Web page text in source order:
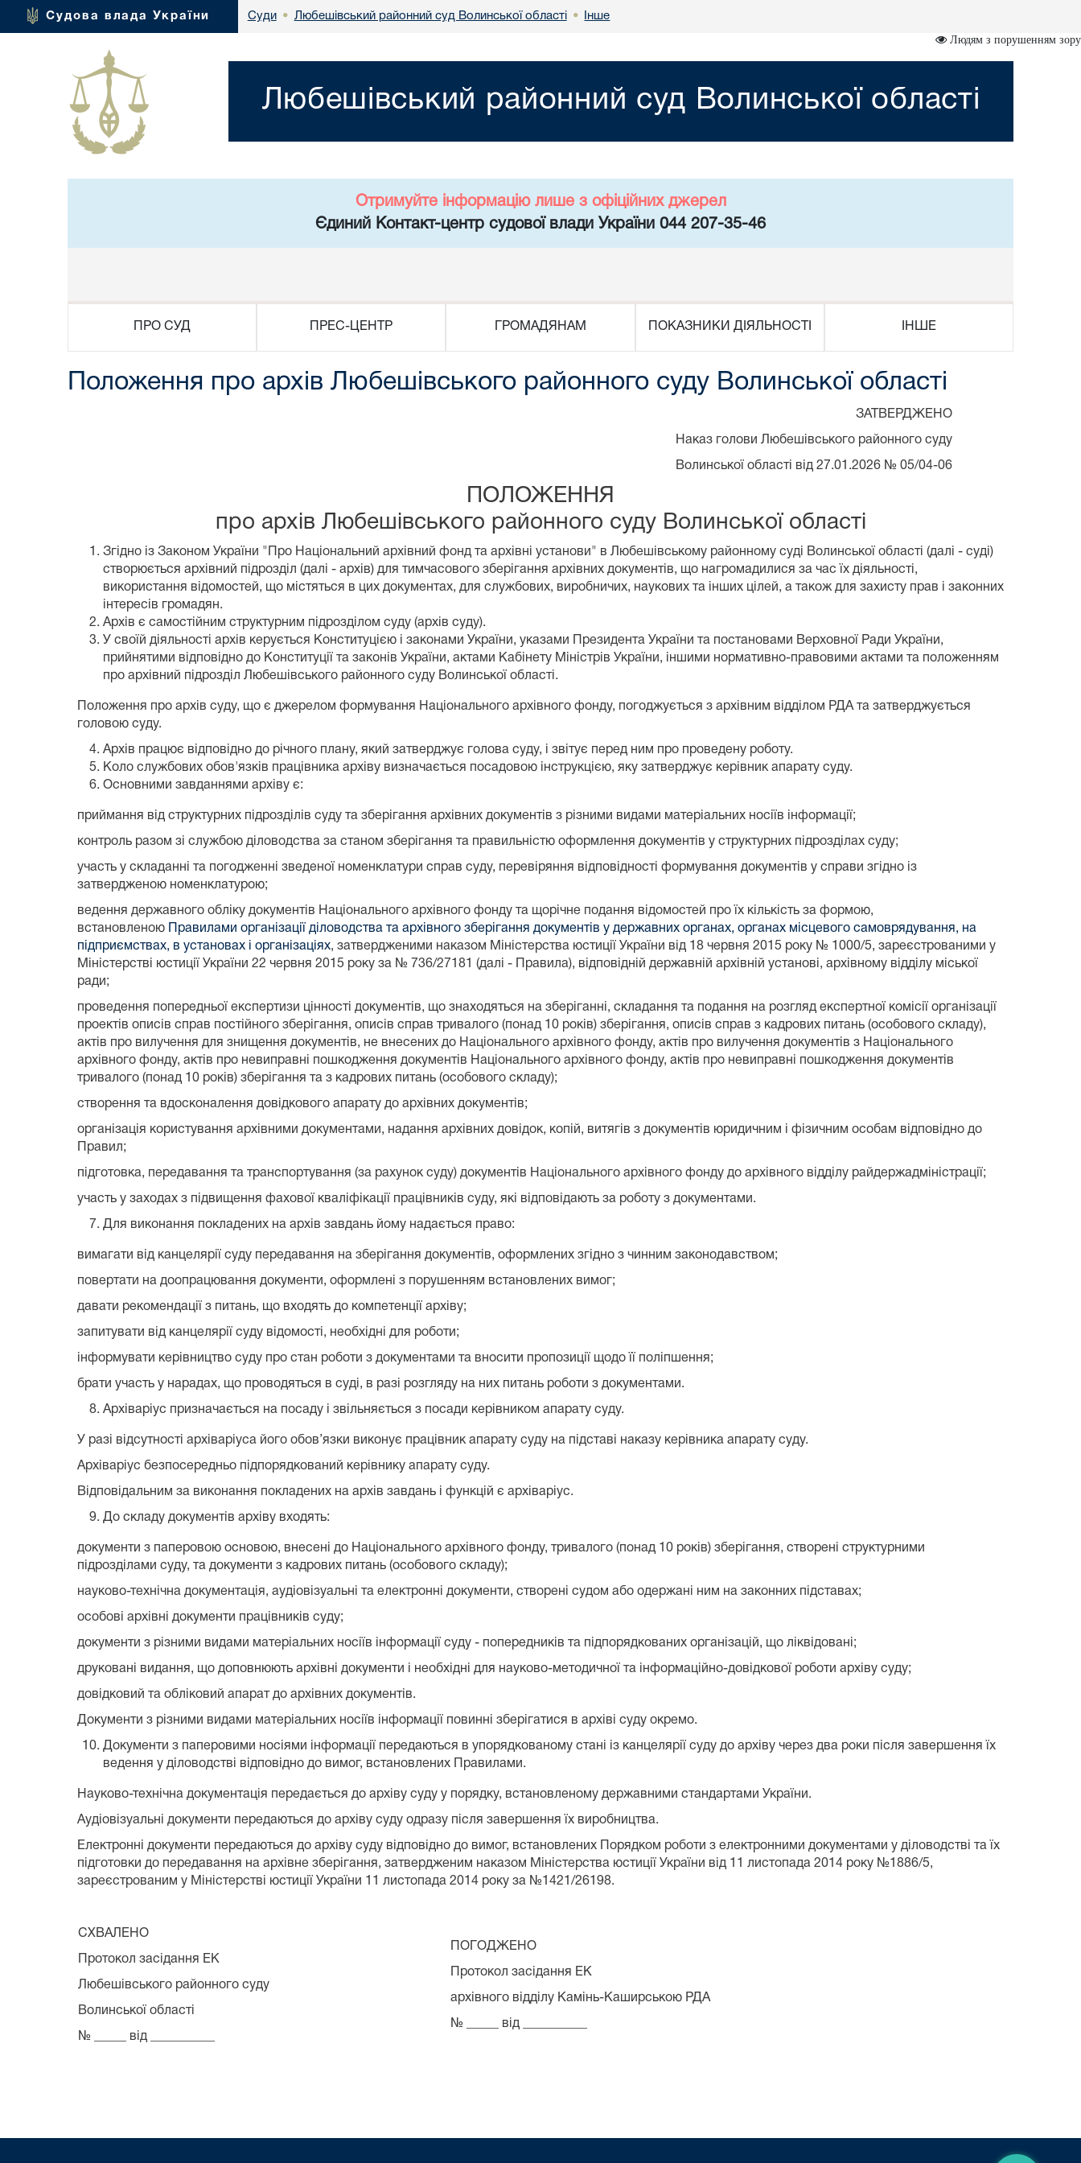
Судова влада України Суди • Любешівський районний суд Волинської області • Інше
Людям з порушенням зору
Любешівський районний суд Волинської області
Отримуйте інформацію лише з офіційних джерел
Єдиний Контакт-центр судової влади України 044 207-35-46
ПРО СУД ПРЕС-ЦЕНТР ГРОМАДЯНАМ ПОКАЗНИКИ ДІЯЛЬНОСТІ ІНШЕ
Положення про архів Любешівського районного суду Волинської області
ЗАТВЕРДЖЕНО
Наказ голови Любешівського районного суду
Волинської області від 27.01.2026 № 05/04-06
ПОЛОЖЕННЯ
про архів Любешівського районного суду Волинської області
Згідно із Законом України "Про Національний архівний фонд та архівні установи" в Любешівському районному суді Волинської області (далі - суді)
створюється архівний підрозділ (далі - архів) для тимчасового зберігання архівних документів, що нагромадилися за час їх діяльності,
використання відомостей, що містяться в цих документах, для службових, виробничих, наукових та інших цілей, а також для захисту прав і законних
інтересів громадян.
Архів є самостійним структурним підрозділом суду (архів суду).
У своїй діяльності архів керується Конституцією і законами України, указами Президента України та постановами Верховної Ради України,
прийнятими відповідно до Конституції та законів України, актами Кабінету Міністрів України, іншими нормативно-правовими актами та положенням
про архівний підрозділ Любешівського районного суду Волинської області.
Положення про архів суду, що є джерелом формування Національного архівного фонду, погоджується з архівним відділом РДА та затверджується
головою суду.
Архів працює відповідно до річного плану, який затверджує голова суду, і звітує перед ним про проведену роботу.
Коло службових обов'язків працівника архіву визначається посадовою інструкцією, яку затверджує керівник апарату суду.
Основними завданнями архіву є:
приймання від структурних підрозділів суду та зберігання архівних документів з різними видами матеріальних носіїв інформації;
контроль разом зі службою діловодства за станом зберігання та правильністю оформлення документів у структурних підрозділах суду;
участь у складанні та погодженні зведеної номенклатури справ суду, перевіряння відповідності формування документів у справи згідно із
затвердженою номенклатурою;
ведення державного обліку документів Національного архівного фонду та щорічне подання відомостей про їх кількість за формою,
встановленою
Правилами організації діловодства та архівного зберігання документів у державних органах, органах місцевого самоврядування, на
підприємствах, в установах і організаціях, затвердженими наказом Міністерства юстиції України від 18 червня 2015 року № 1000/5, зареєстрованими у
Міністерстві юстиції України 22 червня 2015 року за № 736/27181 (далі - Правила), відповідній державній архівній установі, архівному відділу міської
ради;
проведення попередньої експертизи цінності документів, що знаходяться на зберіганні, складання та подання на розгляд експертної комісії організації
проектів описів справ постійного зберігання, описів справ тривалого (понад 10 років) зберігання, описів справ з кадрових питань (особового складу),
актів про вилучення для знищення документів, не внесених до Національного архівного фонду, актів про вилучення документів з Національного
архівного фонду, актів про невиправні пошкодження документів Національного архівного фонду, актів про невиправні пошкодження документів
тривалого (понад 10 років) зберігання та з кадрових питань (особового складу);
створення та вдосконалення довідкового апарату до архівних документів;
організація користування архівними документами, надання архівних довідок, копій, витягів з документів юридичним і фізичним особам відповідно до
Правил;
підготовка, передавання та транспортування (за рахунок суду) документів Національного архівного фонду до архівного відділу райдержадміністрації;
участь у заходах з підвищення фахової кваліфікації працівників суду, які відповідають за роботу з документами.
Для виконання покладених на архів завдань йому надається право:
вимагати від канцелярії суду передавання на зберігання документів, оформлених згідно з чинним законодавством;
повертати на доопрацювання документи, оформлені з порушенням встановлених вимог;
давати рекомендації з питань, що входять до компетенції архіву;
запитувати від канцелярії суду відомості, необхідні для роботи;
інформувати керівництво суду про стан роботи з документами та вносити пропозиції щодо її поліпшення;
брати участь у нарадах, що проводяться в суді, в разі розгляду на них питань роботи з документами.
Архіваріус призначається на посаду і звільняється з посади керівником апарату суду.
У разі відсутності архіваріуса його обов’язки виконує працівник апарату суду на підставі наказу керівника апарату суду.
Архіваріус безпосередньо підпорядкований керівнику апарату суду.
Відповідальним за виконання покладених на архів завдань і функцій є архіваріус.
До складу документів архіву входять:
документи з паперовою основою, внесені до Національного архівного фонду, тривалого (понад 10 років) зберігання, створені структурними
підрозділами суду, та документи з кадрових питань (особового складу);
науково-технічна документація, аудіовізуальні та електронні документи, створені судом або одержані ним на законних підставах;
особові архівні документи працівників суду;
документи з різними видами матеріальних носіїв інформації суду - попередників та підпорядкованих організацій, що ліквідовані;
друковані видання, що доповнюють архівні документи і необхідні для науково-методичної та інформаційно-довідкової роботи архіву суду;
довідковий та обліковий апарат до архівних документів.
Документи з різними видами матеріальних носіїв інформації повинні зберігатися в архіві суду окремо.
Документи з паперовими носіями інформації передаються в упорядкованому стані із канцелярії суду до архіву через два роки після завершення їх
ведення у діловодстві відповідно до вимог, встановлених Правилами.
Науково-технічна документація передається до архіву суду у порядку, встановленому державними стандартами України.
Аудіовізуальні документи передаються до архіву суду одразу після завершення їх виробництва.
Електронні документи передаються до архіву суду відповідно до вимог, встановлених Порядком роботи з електронними документами у діловодстві та їх
підготовки до передавання на архівне зберігання, затвердженим наказом Міністерства юстиції України від 11 листопада 2014 року №1886/5,
зареєстрованим у Міністерстві юстиції України 11 листопада 2014 року за №1421/26198.
СХВАЛЕНО
Протокол засідання ЕК
Любешівського районного суду
Волинської області
№ _____ від __________
ПОГОДЖЕНО
Протокол засідання ЕК
архівного відділу Камінь-Каширською РДА
№ _____ від __________